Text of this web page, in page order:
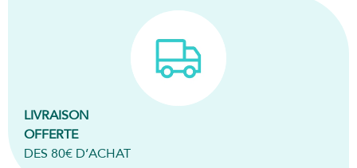
LIVRAISON
OFFERTE
DES 80€ D’ACHAT